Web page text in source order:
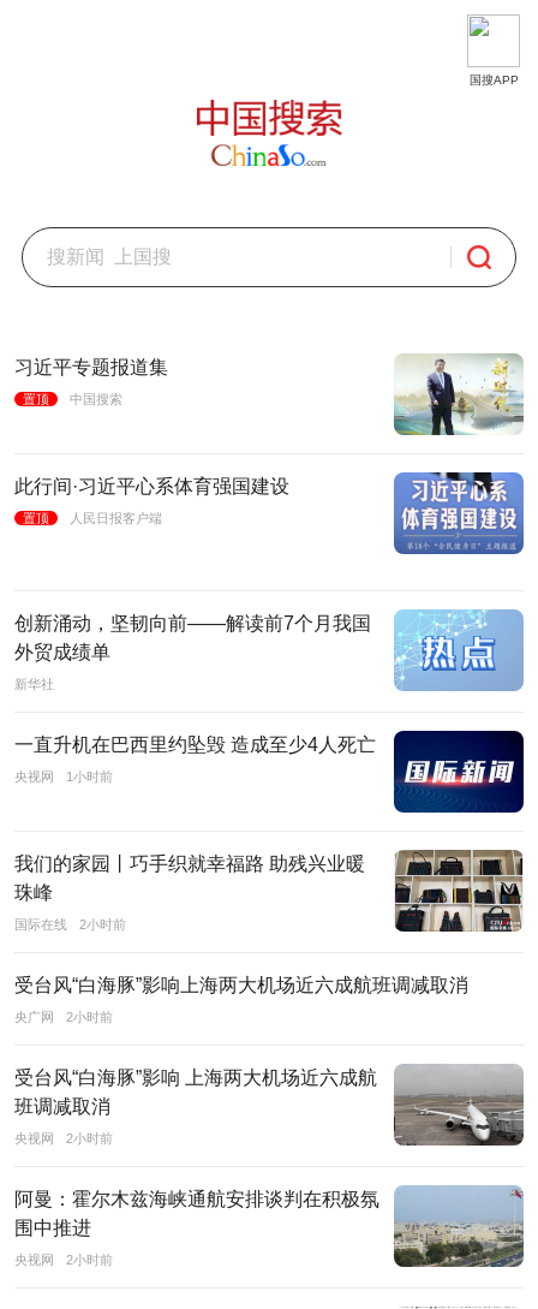
技
股
有
限
由
中
大
新
闻
体
——
民
日
报、
华
社、
中
央
电
台、
光
明
国搜APP
习近平专题报道集
置顶 中国搜索
此行间·习近平心系体育强国建设
置顶 人民日报客户端
创新涌动，坚韧向前——解读前7个月我国
外贸成绩单
新华社
一直升机在巴西里约坠毁 造成至少4人死亡
央视网 1小时前
我们的家园丨巧手织就幸福路 助残兴业暖
珠峰
国际在线 2小时前
受台风“白海豚”影响上海两大机场近六成航班调减取消
央广网 2小时前
受台风“白海豚”影响 上海两大机场近六成航
班调减取消
央视网 2小时前
阿曼：霍尔木兹海峡通航安排谈判在积极氛
围中推进
央视网 2小时前